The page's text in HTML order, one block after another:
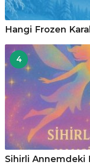
Hangi Frozen
4
Sihirli Annemdeki